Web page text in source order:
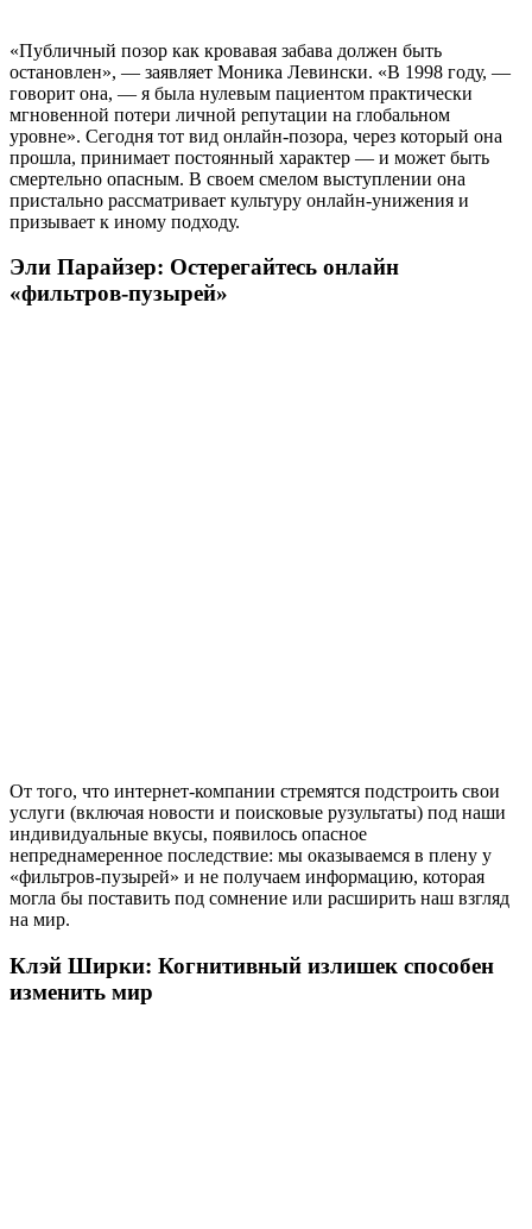
«Публичный позор как кровавая забава должен быть
остановлен», — заявляет Моника Левински. «В 1998 году, —
говорит она, — я была нулевым пациентом практически
мгновенной потери личной репутации на глобальном
уровне». Сегодня тот вид онлайн-позора, через который она
прошла, принимает постоянный характер — и может быть
смертельно опасным. В своем смелом выступлении она
пристально рассматривает культуру онлайн-унижения и
призывает к иному подходу.
Эли Парайзер: Остерегайтесь онлайн
«фильтров-пузырей»
От того, что интернет-компании стремятся подстроить свои
услуги (включая новости и поисковые рузультаты) под наши
индивидуальные вкусы, появилось опасное
непреднамеренное последствие: мы оказываемся в плену у
«фильтров-пузырей» и не получаем информацию, которая
могла бы поставить под сомнение или расширить наш взгляд
на мир.
Клэй Ширки: Когнитивный излишек способен
изменить мир